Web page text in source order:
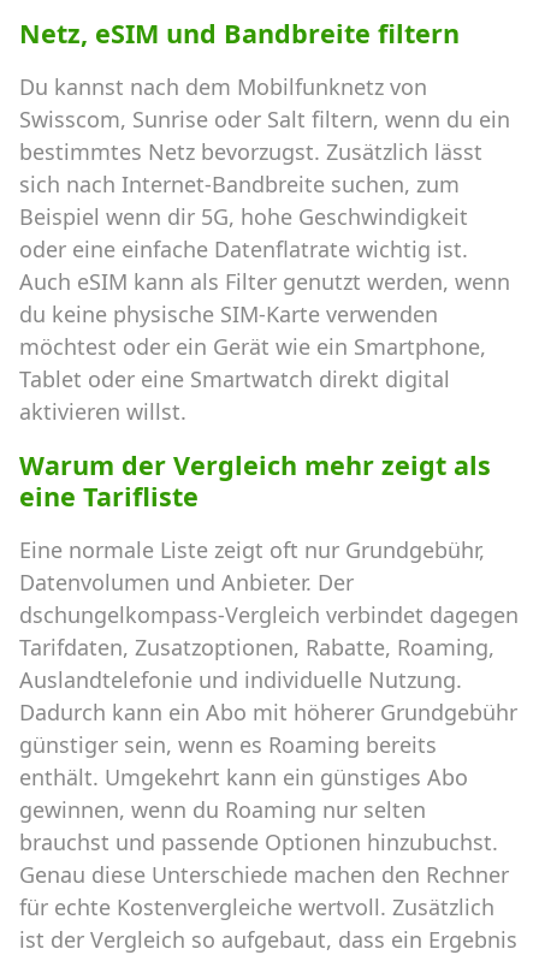
Netz, eSIM und Bandbreite filtern
Du kannst nach dem Mobilfunknetz von
Swisscom, Sunrise oder Salt filtern, wenn du ein
bestimmtes Netz bevorzugst. Zusätzlich lässt
sich nach Internet-Bandbreite suchen, zum
Beispiel wenn dir 5G, hohe Geschwindigkeit
oder eine einfache Datenflatrate wichtig ist.
Auch eSIM kann als Filter genutzt werden, wenn
du keine physische SIM-Karte verwenden
möchtest oder ein Gerät wie ein Smartphone,
Tablet oder eine Smartwatch direkt digital
aktivieren willst.
Warum der Vergleich mehr zeigt als
eine Tarifliste
Eine normale Liste zeigt oft nur Grundgebühr,
Datenvolumen und Anbieter. Der
dschungelkompass-Vergleich verbindet dagegen
Tarifdaten, Zusatzoptionen, Rabatte, Roaming,
Auslandtelefonie und individuelle Nutzung.
Dadurch kann ein Abo mit höherer Grundgebühr
günstiger sein, wenn es Roaming bereits
enthält. Umgekehrt kann ein günstiges Abo
gewinnen, wenn du Roaming nur selten
brauchst und passende Optionen hinzubuchst.
Genau diese Unterschiede machen den Rechner
für echte Kostenvergleiche wertvoll. Zusätzlich
ist der Vergleich so aufgebaut, dass ein Ergebnis